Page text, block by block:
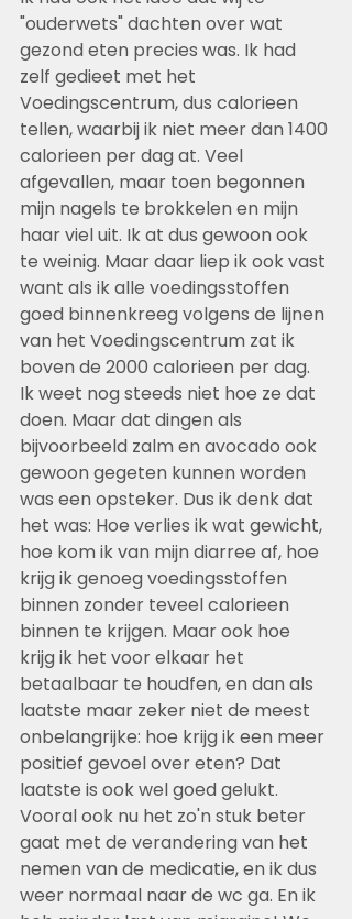
"ouderwets" dachten over wat
gezond eten precies was. Ik had
zelf gedieet met het
Voedingscentrum, dus calorieen
tellen, waarbij ik niet meer dan 1400
calorieen per dag at. Veel
afgevallen, maar toen begonnen
mijn nagels te brokkelen en mijn
haar viel uit. Ik at dus gewoon ook
te weinig. Maar daar liep ik ook vast
want als ik alle voedingsstoffen
goed binnenkreeg volgens de lijnen
van het Voedingscentrum zat ik
boven de 2000 calorieen per dag.
Ik weet nog steeds niet hoe ze dat
doen. Maar dat dingen als
bijvoorbeeld zalm en avocado ook
gewoon gegeten kunnen worden
was een opsteker. Dus ik denk dat
het was: Hoe verlies ik wat gewicht,
hoe kom ik van mijn diarree af, hoe
krijg ik genoeg voedingsstoffen
binnen zonder teveel calorieen
binnen te krijgen. Maar ook hoe
krijg ik het voor elkaar het
betaalbaar te houdfen, en dan als
laatste maar zeker niet de meest
onbelangrijke: hoe krijg ik een meer
positief gevoel over eten? Dat
laatste is ook wel goed gelukt.
Vooral ook nu het zo'n stuk beter
gaat met de verandering van het
nemen van de medicatie, en ik dus
weer normaal naar de wc ga. En ik